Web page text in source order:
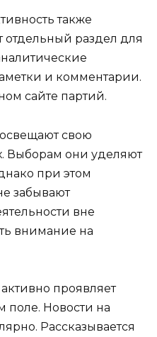
также
отдельный раздел для
и комментарии.
сайте партий.
свою
Выборам они уделяют
при этом
забывают
вне
внимание на
проявляет
Новости на
Рассказывается